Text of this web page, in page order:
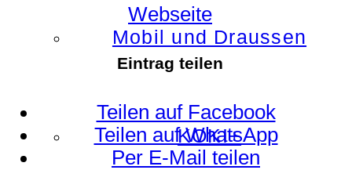
Mobil und Draussen
KOKI+
Webseite
Eintrag teilen
Teilen auf Facebook
Teilen auf WhatsApp
Per E-Mail teilen